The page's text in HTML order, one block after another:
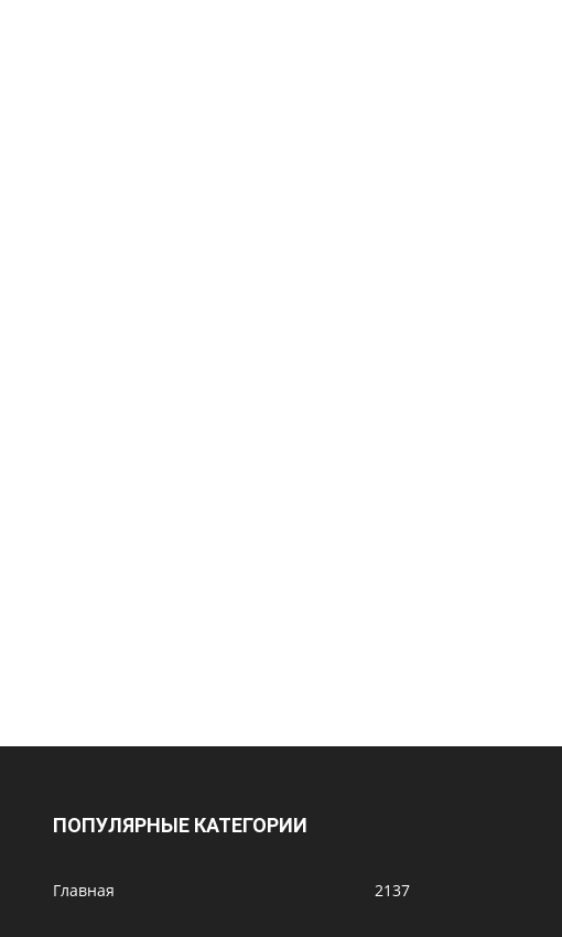
ПОПУЛЯРНЫЕ КАТЕГОРИИ
Главная 2137